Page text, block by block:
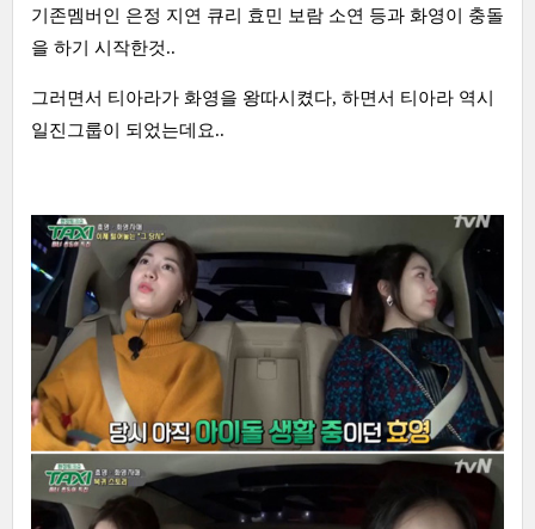
기존멤버인 은정 지연 큐리 효민 보람 소연 등과 화영이 충돌
을 하기 시작한것..
그러면서 티아라가 화영을 왕따시켰다, 하면서 티아라 역시
일진그룹이 되었는데요..